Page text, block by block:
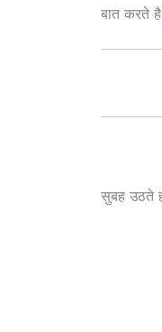
बात करते है
सुबह उठते